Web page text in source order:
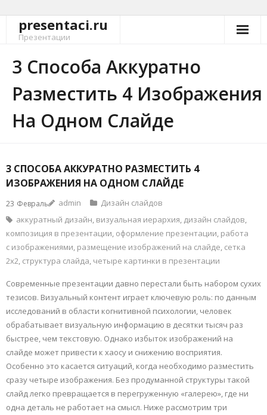
Перейтиpresentaci.ru
Презентации
3 Способа Аккуратно
Разместить 4 Изображения
На Одном Слайде
3 СПОСОБА АККУРАТНО РАЗМЕСТИТЬ 4
ИЗОБРАЖЕНИЯ НА ОДНОМ СЛАЙДЕ
23 Февраль admin
Дизайн слайдов
аккуратный дизайн, визуальная иерархия, дизайн слайдов,
композиция в презентации, оформление презентации, работа
с изображениями, размещение изображений на слайде, сетка
2x2, структура слайда, четыре картинки в презентации
Современные презентации давно перестали быть набором сухих
тезисов. Визуальный контент играет ключевую роль: по данным
исследований в области когнитивной психологии, человек
обрабатывает визуальную информацию в десятки тысяч раз
быстрее, чем текстовую. Однако избыток изображений на
слайде может привести к хаосу и снижению восприятия.
Особенно это касается ситуаций, когда необходимо разместить
сразу четыре изображения. Без продуманной структуры такой
слайд легко превращается в перегруженную «галерею», где ни
одна деталь не работает на смысл. Ниже рассмотрим три